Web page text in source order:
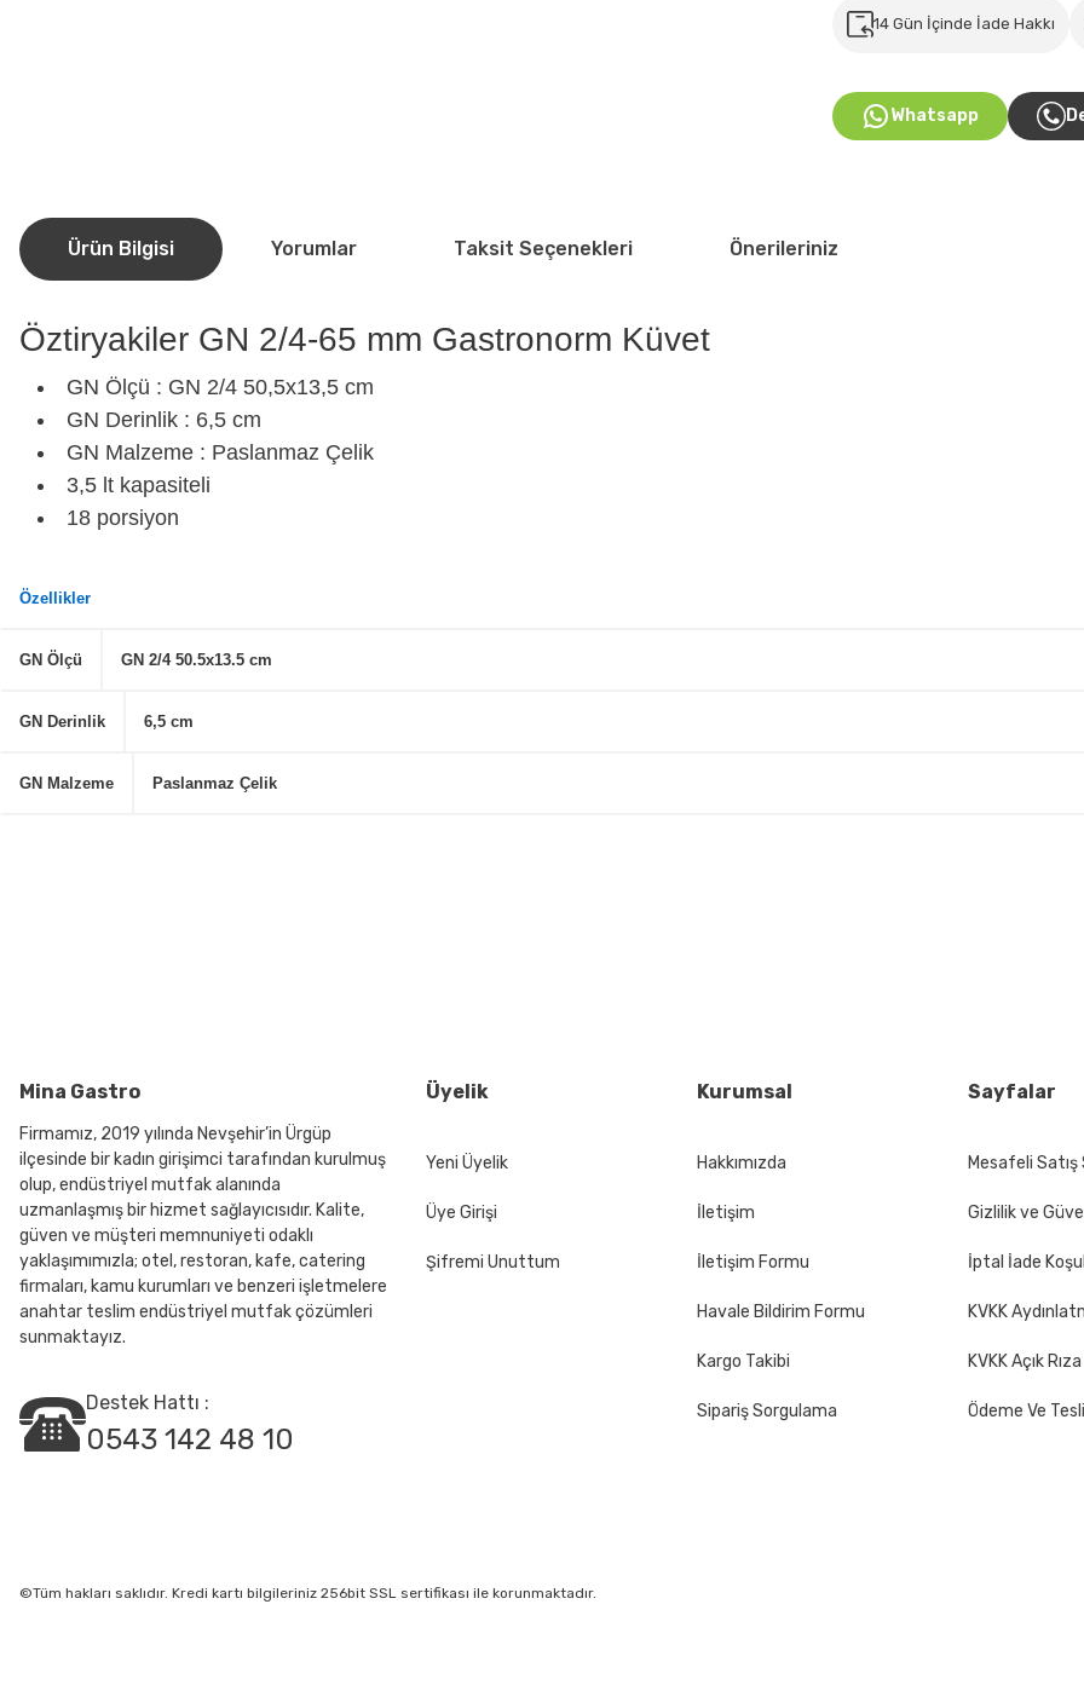
14 Gün İçinde İade Hakkı
Whatsapp
Ürün Bilgisi Yorumlar Taksit Seçenekleri Önerileriniz
Öztiryakiler GN 2/4-65 mm Gastronorm Küvet
GN Ölçü : GN 2/4 50,5x13,5 cm
GN Derinlik : 6,5 cm
GN Malzeme : Paslanmaz Çelik
3,5 lt kapasiteli
18 porsiyon
Özellikler
GN Ölçü GN 2/4 50.5x13.5 cm
GN Derinlik 6,5 cm
GN Malzeme Paslanmaz Çelik
Bu ürüne benzer farklı alternatifler olmalı.
Mina Gastro
Firmamız, 2019 yılında Nevşehir’in Ürgüp
ilçesinde bir kadın girişimci tarafından kurulmuş
olup, endüstriyel mutfak alanında
uzmanlaşmış bir hizmet sağlayıcısıdır. Kalite,
güven ve müşteri memnuniyeti odaklı
yaklaşımımızla; otel, restoran, kafe, catering
firmaları, kamu kurumları ve benzeri işletmelere
anahtar teslim endüstriyel mutfak çözümleri
sunmaktayız.
Destek Hattı :
0543 142 48 10
Üyelik
Yeni Üyelik
Üye Girişi
Şifremi Unuttum
Kurumsal
Hakkımızda
İletişim
İletişim Formu
Havale Bildirim Formu
Kargo Takibi
Sipariş Sorgulama
Sayfalar
Mesafeli
Gizlilik ve
İptal İade
KVKK
KVKK Açık
Ödeme Ve
©Tüm hakları saklıdır. Kredi kartı bilgileriniz 256bit SSL sertifikası ile korunmaktadır.